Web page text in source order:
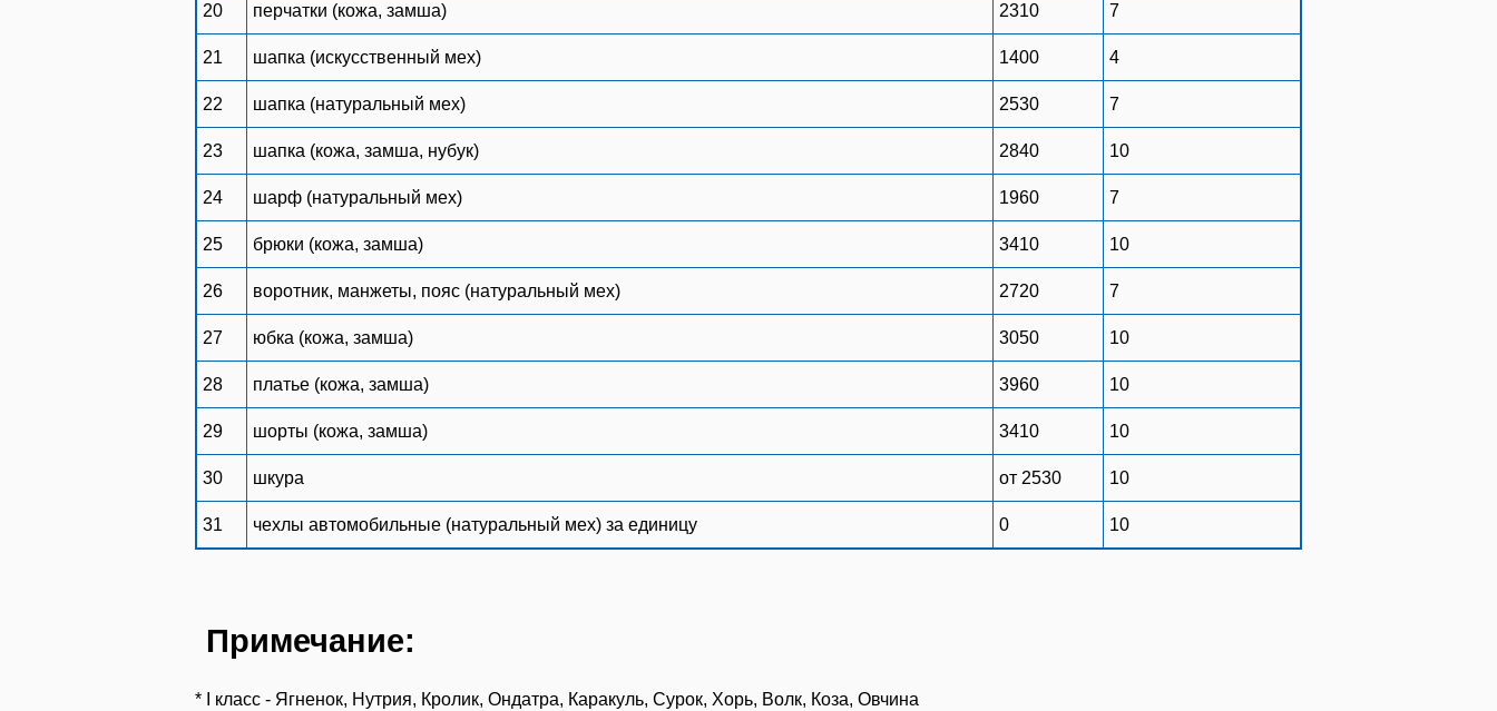
20 перчатки (кожа, замша) 2310 7
21 шапка (искусственный мех) 1400 4
22 шапка (натуральный мех) 2530 7
23 шапка (кожа, замша, нубук) 2840 10
24 шарф (натуральный мех) 1960 7
25 брюки (кожа, замша) 3410 10
26 воротник, манжеты, пояс (натуральный мех) 2720 7
27 юбка (кожа, замша) 3050 10
28 платье (кожа, замша) 3960 10
29 шорты (кожа, замша) 3410 10
30 шкура от 2530 10
31 чехлы автомобильные (натуральный мех) за единицу 0 10
Примечание:
* I класс - Ягненок, Нутрия, Кролик, Ондатра, Каракуль, Сурок, Хорь, Волк, Коза, Овчина